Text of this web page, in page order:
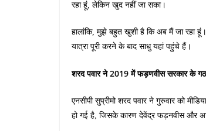
रहा हूं, लेकिन खुद नहीं जा सका।
हालांकि, मुझे बहुत खुशी है कि अब मैं जा रहा
यात्रा पूरी करने के बाद साधु यहां पहुंचे हैं।
शरद पवार ने 2019 में फड़णवीस सरकार के
एनसीपी सुप्रीमो शरद पवार ने गुरुवार को
हो गई है, जिसके कारण देवेंद्र फड़नवीस और